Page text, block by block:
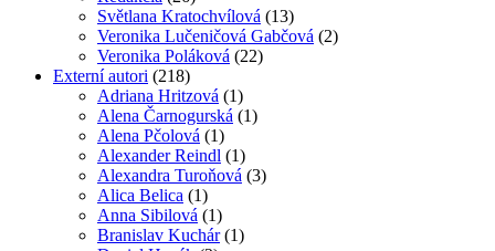
Světlana Kratochvílová (13)
Veronika Lučeničová Gabčová (2)
Veronika Poláková (22)
Externí autori (218)
Adriana Hritzová (1)
Alena Čarnogurská (1)
Alena Pčolová (1)
Alexander Reindl (1)
Alexandra Turoňová (3)
Alica Belica (1)
Anna Sibilová (1)
Branislav Kuchár(1)